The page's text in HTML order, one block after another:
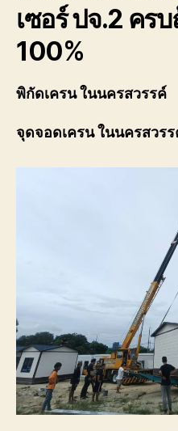
เซอร์ ปจ.2 คร
100%
พิกัดเครน ในนครสวรรค์
จุดจอดเครน ในนครสวร